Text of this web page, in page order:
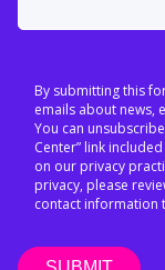
By submitting this
emails about news,
You can
Center” link
on our privacy
privacy, please
contact information